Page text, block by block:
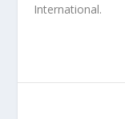
International.